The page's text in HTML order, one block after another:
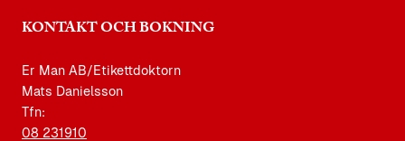
KONTAKT OCH BOKNING
Er Man AB/Etikettdoktorn
Mats Danielsson
Tfn:
08 231910